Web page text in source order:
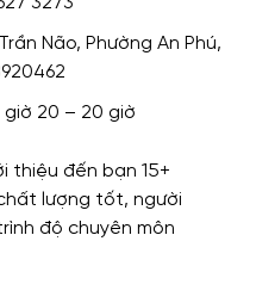
Não, Phường An Phú,
20 – 20 giờ